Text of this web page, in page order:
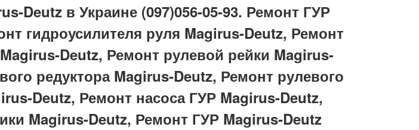
Deutz в Украине (097)056-05-93. Ремонт ГУР
гидроусилителя руля Magirus-Deutz, Ремонт
Deutz, Ремонт рулевой рейки Magirus-
редуктора Magirus-Deutz, Ремонт рулевого
Deutz, Ремонт насоса ГУР Magirus-Deutz,
Magirus-Deutz, Ремонт ГУР Magirus-Deutz